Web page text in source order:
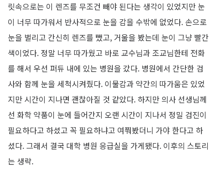
릿속으로는 이 렌즈를 무조건 빼야 된다는 생각이 있었지만 눈
이 너무 따가워서 반사적으로 눈을 감을 수밖에 없었다. 손으로
눈을 벌리고 간신히 렌즈를 뺐고, 거울을 봤는데 눈이 그냥 빨간
색이었다. 정말 너무 따가웠고 바로 교수님과 조교님한테 전화
를 해서 우선 퍼듀 내에 있는 병원을 갔다. 병원에서 간단한 검
사와 함께 눈을 세척시켜줬다. 이물감과 약간의 따가움은 있었
지만 시간이 지나면 괜찮아질 것 같았다. 하지만 의사 선생님께
선 화학 약품이 눈에 들어간지 오랜 시간이 지나서 정밀 검진이
필요하다고 하셨고 꼭 필요하냐고 여쭤봤더니 가야 한다고 하
셨다. 그래서 결국 대학 병원 응급실을 가게됐다. 이후의 스토리
는 생략.